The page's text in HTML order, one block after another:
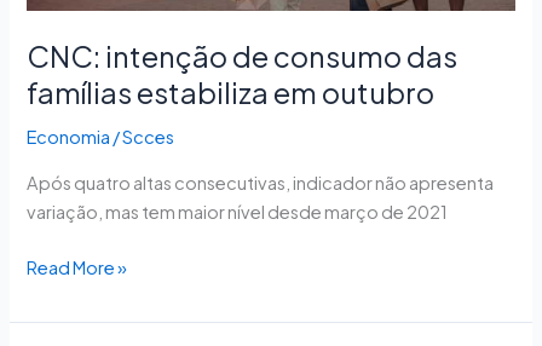
CNC: intenção de consumo das
famílias estabiliza em outubro
Economia /Scces
Após quatro altas consecutivas, indicador não apresenta
variação, mas tem maior nível desde março de 2021
Read More »